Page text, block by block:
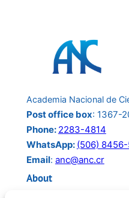
Academia Nacional de
Post office box: 1367-
Phone: 2283-4814
WhatsApp: (506)
Email: anc@anc.cr
About